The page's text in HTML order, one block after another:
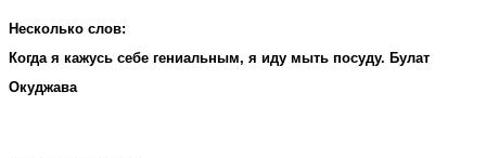
Несколько слов:
Когда я кажусь себе гениальным, я иду мыть посуду. Булат
Окуджава